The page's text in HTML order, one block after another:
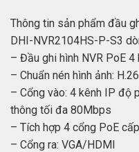
Thông tin sản phẩm đầu
DHI-NVR2104HS-P-S3
– Đầu ghi hình NVR PoE 4
– Chuẩn nén hình ảnh:
– Cổng vào: 4 kênh IP độ
thông tối đa 80Mbps
– Tích hợp 4 cổng PoE
– Cổng ra: VGA/HDMI